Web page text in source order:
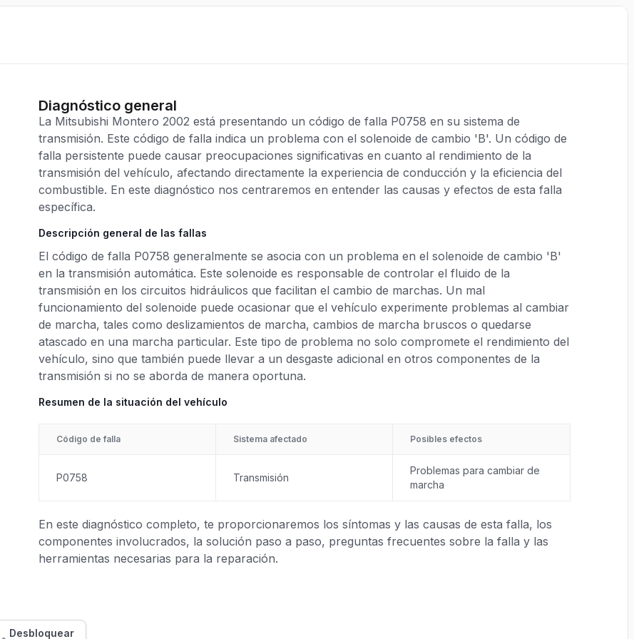
Diagnóstico general
La Mitsubishi Montero 2002 está presentando un código de falla P0758 en su sistema de
transmisión. Este código de falla indica un problema con el solenoide de cambio 'B'. Un código de
falla persistente puede causar preocupaciones significativas en cuanto al rendimiento de la
transmisión del vehículo, afectando directamente la experiencia de conducción y la eficiencia del
combustible. En este diagnóstico nos centraremos en entender las causas y efectos de esta falla
específica.
Descripción general de las fallas
El código de falla P0758 generalmente se asocia con un problema en el solenoide de cambio 'B'
en la transmisión automática. Este solenoide es responsable de controlar el fluido de la
transmisión en los circuitos hidráulicos que facilitan el cambio de marchas. Un mal
funcionamiento del solenoide puede ocasionar que el vehículo experimente problemas al cambiar
de marcha, tales como deslizamientos de marcha, cambios de marcha bruscos o quedarse
atascado en una marcha particular. Este tipo de problema no solo compromete el rendimiento del
vehículo, sino que también puede llevar a un desgaste adicional en otros componentes de la
transmisión si no se aborda de manera oportuna.
Resumen de la situación del vehículo
Código de falla Sistema afectado Posibles efectos
P0758 Transmisión
Problemas para cambiar de
marcha
En este diagnóstico completo, te proporcionaremos los síntomas y las causas de esta falla, los
componentes involucrados, la solución paso a paso, preguntas frecuentes sobre la falla y las
herramientas necesarias para la reparación.
Desbloquear